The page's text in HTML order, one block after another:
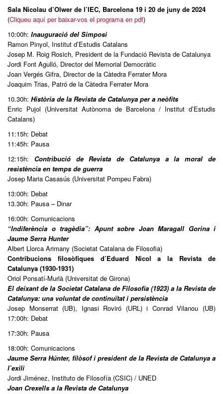
Sala Nicolau d’Olwer de l’IEC, Barcelona 19 i 20 de juny de 2024
(Cliqueu aquí per baixar-vos el programa en pdf)
10:00h: Inauguració del Simposi
Ramon Pinyol, Institut d’Estudis Catalans
Josep M. Roig Rosich, President de la Fundació Revista de Catalunya
Jordi Font Agulló, Director del Memorial Democràtic
Joan Vergés Gifra, Director de la Càtedra Ferrater Mora
Joaquim Trias, Patró de la Càtedra Ferrater Mora
10.30h: Història de la Revista de Catalunya per a neòfits
Enric Pujol (Universitat Autònoma de Barcelona / Institut d’Estudis
Catalans)
11:15h: Debat
11:45h: Pausa
12:15h: Contribució de Revista de Catalunya a la moral de
resistència en temps de guerra
Josep Maria Casasús (Universitat Pompeu Fabra)
13:00h: Debat
13.30h: Pausa – Dinar
16:00h: Comunicacions
“Indiferència o tragèdia”: Apunt sobre Joan Maragall Gorina i
Jaume Serra Hunter
Albert Llorca Arimany (Societat Catalana de Filosofia)
Contribucions filosòfiques d’Eduard Nicol a la Revista de
Catalunya (1930-1931)
Oriol Ponsatí-Murlà (Universitat de Girona)
El deixant de la Societat Catalana de Filosofia (1923) a la Revista de
Catalunya: una voluntat de continuïtat i persistència
Josep Monserrat (UB), Ignasi Roviró (URL) i Conrad Vilanou (UB)
17:00h: Debat
17:30h: Pausa
18:00h: Comunicacions
Jaume Serra Húnter, filòsof i president de la Revista de Catalunya a
l’exili
Jordi Jiménez, Instituto de Filosofía (CSIC) / UNED
Joan Crexells a la Revista de Catalunya